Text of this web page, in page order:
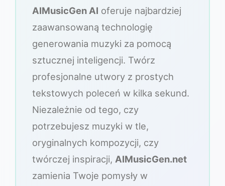
AIMusicGen AI oferuje najbardziej
zaawansowaną technologię
generowania muzyki za pomocą
sztucznej inteligencji. Twórz
profesjonalne utwory z prostych
tekstowych poleceń w kilka sekund.
Niezależnie od tego, czy
potrzebujesz muzyki w tle,
oryginalnych kompozycji, czy
twórczej inspiracji, AIMusicGen.net
zamienia Twoje pomysły w